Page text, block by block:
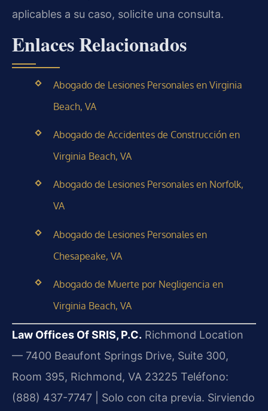
aplicables a su caso, solicite una consulta.
Enlaces Relacionados
Abogado de Lesiones Personales en Virginia
Beach, VA
Abogado de Accidentes de Construcción en
Virginia Beach, VA
Abogado de Lesiones Personales en Norfolk,
VA
Abogado de Lesiones Personales en
Chesapeake, VA
Abogado de Muerte por Negligencia en
Virginia Beach, VA
Law Offices Of SRIS, P.C. Richmond Location
— 7400 Beaufont Springs Drive, Suite 300,
Room 395, Richmond, VA 23225 Teléfono:
(888) 437-7747 | Solo con cita previa. Sirviendo